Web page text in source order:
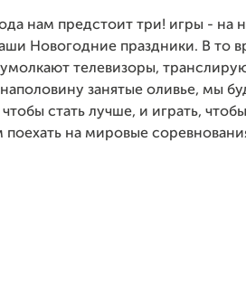
нам предстоит три! игры - на
Новогодние праздники. В то
телевизоры,
занятые оливье, мы
стать лучше, и играть,
на мировые